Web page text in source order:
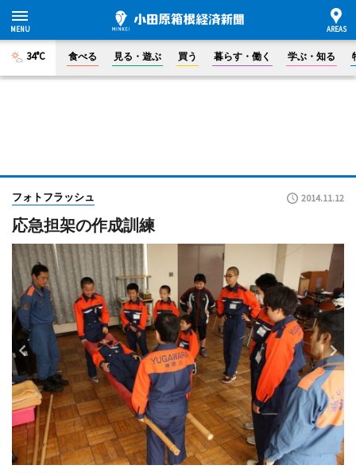
34°C 食べる 見る・遊ぶ 買う 暮らす・働く 学ぶ・知る
フォトフラッシュ 2014.11.12
応急担架の作成訓練